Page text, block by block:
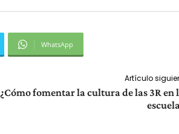
WhatsApp
Artículo
¿Cómo fomentar la cultura de las 3R en